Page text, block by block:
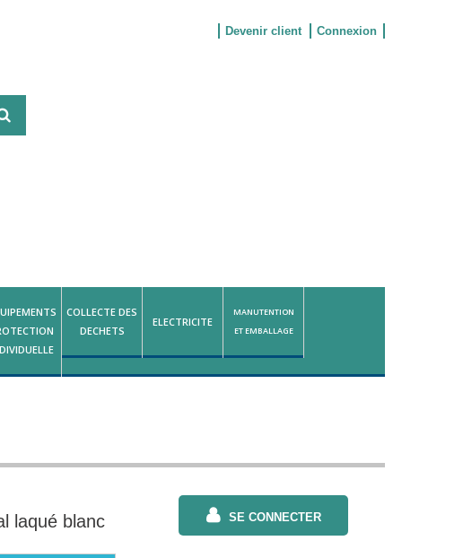
Connexion
Devenir client
COLLECTE DES
DECHETS
ELECTRICITE
MANUTENTION
ET EMBALLAGE
laqué blanc SE CONNECTER